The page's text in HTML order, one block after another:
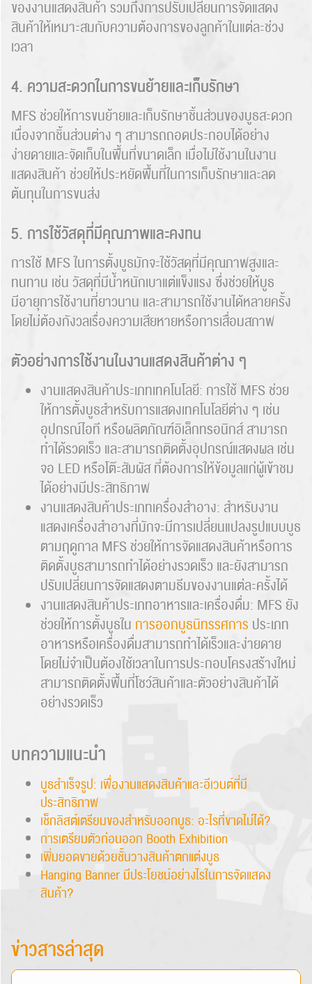
Search
ของงานแสดงสินค้า รวมถึงการปรับเปลี่ยนการจัดแสดง
สินค้าให้เหมาะสมกับความต้องการของลูกค้าในแต่ละช่วง
เวลา
4. ความสะดวกในการขนย้ายและเก็บรักษา
MFS ช่วยให้การขนย้ายและเก็บรักษาชิ้นส่วนของบูธสะดวก
เนื่องจากชิ้นส่วนต่าง ๆ สามารถถอดประกอบได้อย่าง
ง่ายดายและจัดเก็บในพื้นที่ขนาดเล็ก เมื่อไม่ใช้งานในงาน
แสดงสินค้า ช่วยให้ประหยัดพื้นที่ในการเก็บรักษาและลด
ต้นทุนในการขนส่ง
5. การใช้วัสดุที่มีคุณภาพและคงทน
การใช้ MFS ในการตั้งบูธมักจะใช้วัสดุที่มีคุณภาพสูงและ
ทนทาน เช่น วัสดุที่มีน้ำหนักเบาแต่แข็งแรง ซึ่งช่วยให้บูธ
มีอายุการใช้งานที่ยาวนาน และสามารถใช้งานได้หลายครั้ง
โดยไม่ต้องกังวลเรื่องความเสียหายหรือการเสื่อมสภาพ
ตัวอย่างการใช้งานในงานแสดงสินค้าต่าง ๆ
งานแสดงสินค้าประเภทเทคโนโลยี: การใช้ MFS ช่วย
ให้การตั้งบูธสำหรับการแสดงเทคโนโลยีต่าง ๆ เช่น
อุปกรณ์ไอที หรือผลิตภัณฑ์อิเล็กทรอนิกส์ สามารถ
ทำได้รวดเร็ว และสามารถติดตั้งอุปกรณ์แสดงผล เช่น
จอ LED หรือโต๊ะสัมผัส ที่ต้องการให้ข้อมูลแก่ผู้เข้าชม
ได้อย่างมีประสิทธิภาพ
งานแสดงสินค้าประเภทเครื่องสำอาง: สำหรับงาน
แสดงเครื่องสำอางที่มักจะมีการเปลี่ยนแปลงรูปแบบบูธ
ตามฤดูกาล MFS ช่วยให้การจัดแสดงสินค้าหรือการ
ติดตั้งบูธสามารถทำได้อย่างรวดเร็ว และยังสามารถ
ปรับเปลี่ยนการจัดแสดงตามธีมของงานแต่ละครั้งได้
งานแสดงสินค้าประเภทอาหารและเครื่องดื่ม: MFS ยัง
ช่วยให้การตั้งบูธใน การออกบูธนิทรรศการ ประเภท
อาหารหรือเครื่องดื่มสามารถทำได้เร็วและง่ายดาย
โดยไม่จำเป็นต้องใช้เวลาในการประกอบโครงสร้างใหม่
สามารถติดตั้งพื้นที่โชว์สินค้าและตัวอย่างสินค้าได้
อย่างรวดเร็ว
บทความแนะนำ
บูธสำเร็จรูป: เพื่องานแสดงสินค้าและอีเวนต์ที่มี
ประสิทธิภาพ
เช็กลิสต์เตรียมของสำหรับออกบูธ: อะไรที่ขาดไม่ได้?
การเตรียมตัวก่อนออก Booth Exhibition
เพิ่มยอดขายด้วยชั้นวางสินค้าตกแต่งบูธ
Hanging Banner มีประโยชน์อย่างไรในการจัดแสดง
สินค้า?
ข่าวสารล่าสุด